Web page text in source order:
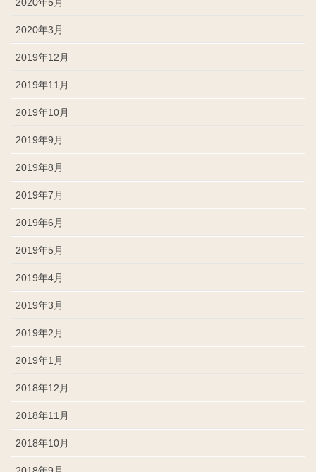
2020年3月
2019年12月
2019年11月
2019年10月
2019年9月
2019年8月
2019年7月
2019年6月
2019年5月
2019年4月
2019年3月
2019年2月
2019年1月
2018年12月
2018年11月
2018年10月